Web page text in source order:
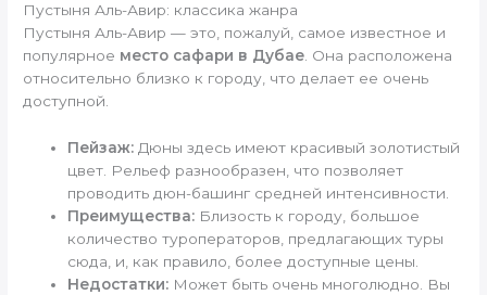
Пустыня Аль-Авир: классика жанра
Пустыня Аль-Авир — это, пожалуй, самое известное и
популярное место сафари в Дубае. Она расположена
относительно близко к городу, что делает ее очень
доступной.
Пейзаж: Дюны здесь имеют красивый золотистый
цвет. Рельеф разнообразен, что позволяет
проводить дюн-башинг средней интенсивности.
Преимущества: Близость к городу, большое
количество туроператоров, предлагающих туры
сюда, и, как правило, более доступные цены.
Недостатки: Может быть очень многолюдно. Вы